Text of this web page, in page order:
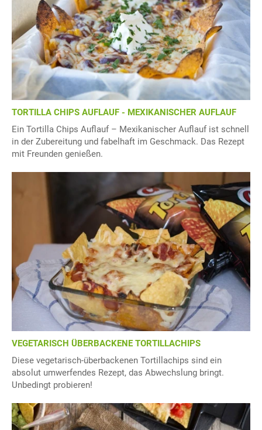
TORTILLA CHIPS AUFLAUF - MEXIKANISCHER AUFLAUF
Ein Tortilla Chips Auflauf – Mexikanischer Auflauf ist schnell
in der Zubereitung und fabelhaft im Geschmack. Das Rezept
mit Freunden genießen.
VEGETARISCH ÜBERBACKENE TORTILLACHIPS
Diese vegetarisch-überbackenen Tortillachips sind ein
absolut umwerfendes Rezept, das Abwechslung bringt.
Unbedingt probieren!